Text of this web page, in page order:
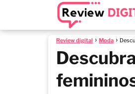
Review digital Moda